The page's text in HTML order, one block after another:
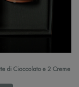
di Cioccolato e 2 Creme